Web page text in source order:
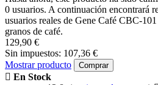
0 usuarios. A continuación encontrará
usuarios reales de Gene Café CBC-
granos de café.
129,90 €
Sin impuestos: 107,36 €
Mostrar producto
Comprar
En Stock